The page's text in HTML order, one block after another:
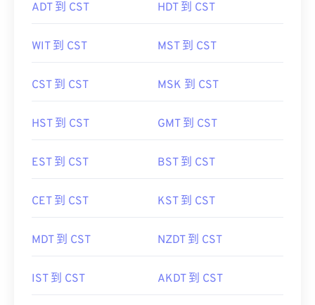
ADT 到 CST HDT 到 CST
WIT 到 CST MST 到 CST
CST 到 CST MSK 到 CST
HST 到 CST GMT 到 CST
EST 到 CST BST 到 CST
CET 到 CST KST 到 CST
MDT 到 CST NZDT 到 CST
IST 到 CST AKDT 到 CST